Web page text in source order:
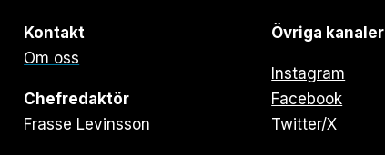
Kontakt
Om oss
Chefredaktör
Frasse Levinsson
Övriga kanaler
Instagram
Facebook
Twitter/X